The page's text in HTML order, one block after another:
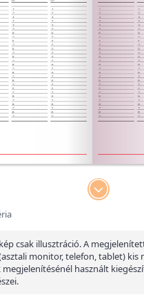
csak illusztráció. A
monitor, telefon, tablet) kis
használt